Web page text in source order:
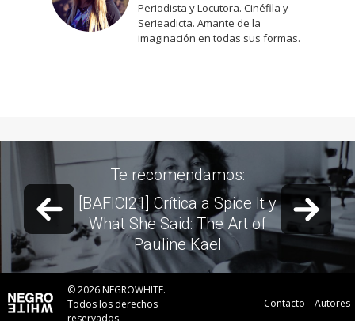
Periodista y Locutora. Cinéfila y
Serieadicta. Amante de la
imaginación en todas sus formas.
Te recomendamos:
[BAFICI21] Crítica a Spice It y
What She Said: The Art of
Pauline Kael
Next
© 2026 NEGROWHITE.
Todos los derechos
reservados.
Contacto Autores